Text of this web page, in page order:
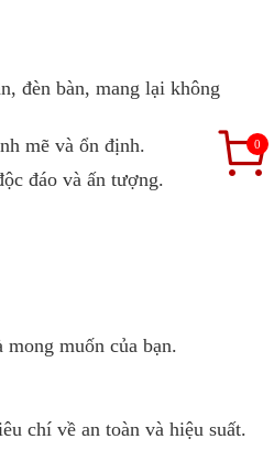
0
đèn bàn, mang lại không
mẽ và ổn định.
đáo và ấn tượng.
muốn của bạn.
chí về an toàn và hiệu suất.